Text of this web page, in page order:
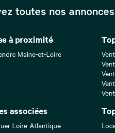
toutes nos annonces
à proximité
Maine-et-Loire
associées
Loire-Atlantique